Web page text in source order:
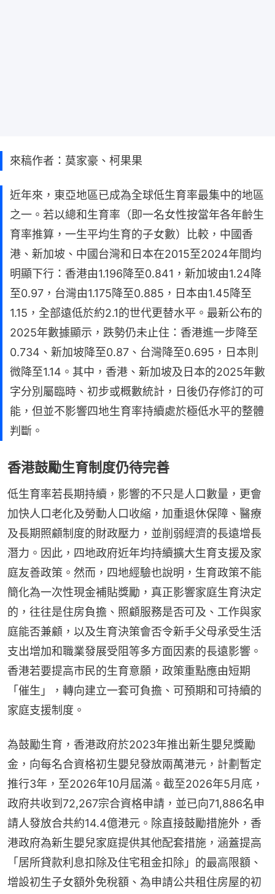
來稿作者：莫家豪、柯果果
近年來，東亞地區已成為全球低生育率最集中的地區
之一。若以總和生育率（即一名女性按當年各年齡生
育率推算，一生平均生育的子女數）比較，中國香
港、新加坡、中國台灣和日本在2015至2024年間均
明顯下行：香港由1.196降至0.841，新加坡由1.24降
至0.97，台灣由1.175降至0.885，日本由1.45降至
1.15，全部遠低於約2.1的世代更替水平。最新公布的
2025年數據顯示，跌勢仍未止住：香港進一步降至
0.734、新加坡降至0.87、台灣降至0.695，日本則
微降至1.14。其中，香港、新加坡及日本的2025年數
字分別屬臨時、初步或概數統計，日後仍存修訂的可
能，但並不影響四地生育率持續處於極低水平的整體
判斷。
香港鼓勵生育制度仍待完善
低生育率若長期持續，影響的不只是人口數量，更會
加快人口老化及勞動人口收縮，加重退休保障、醫療
及長期照顧制度的財政壓力，並削弱經濟的長遠增長
潛力。因此，四地政府近年均持續擴大生育支援及家
庭友善政策。然而，四地經驗也說明，生育政策不能
簡化為一次性現金補貼獎勵，真正影響家庭生育決定
的，往往是住房負擔、照顧服務是否可及、工作與家
庭能否兼顧，以及生育決策會否令新手父母承受生活
支出增加和職業發展受阻等多方面因素的長遠影響。
香港若要提高市民的生育意願，政策重點應由短期
「催生」，轉向建立一套可負擔、可預期和可持續的
家庭支援制度。
為鼓勵生育，香港政府於2023年推出新生嬰兒獎勵
金，向每名合資格初生嬰兒發放兩萬港元，計劃暫定
推行3年，至2026年10月屆滿。截至2026年5月底，
政府共收到72,267宗合資格申請，並已向71,886名申
請人發放合共約14.4億港元。除直接鼓勵措施外，香
港政府為新生嬰兒家庭提供其他配套措施，涵蓋提高
「居所貸款利息扣除及住宅租金扣除」的最高限額、
增設初生子女額外免稅額、為申請公共租住房屋的初